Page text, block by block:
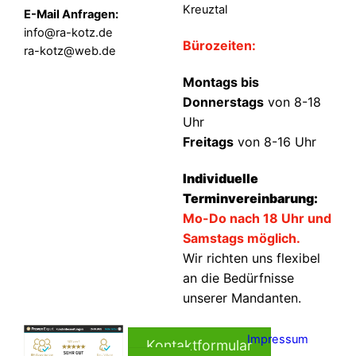
E-Mail Anfragen:
info@ra-kotz.de
ra-kotz@web.de
Kreuztal
Bürozeiten:
Montags bis
Donnerstags von 8-18
Uhr
Freitags von 8-16 Uhr
Individuelle
Terminvereinbarung:
Mo-Do nach 18 Uhr und
Samstags möglich.
Wir richten uns flexibel
an die Bedürfnisse
unserer Mandanten.
KontaktformularImpressum